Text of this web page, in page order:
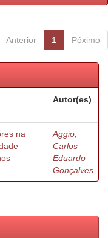
Anterior 1 Póximo
Autor(es)
na
Aggio,
Carlos
Eduardo
Gonçalves